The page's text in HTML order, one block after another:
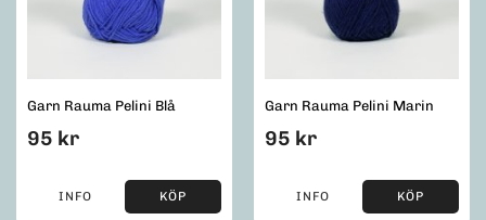
Garn Rauma Pelini Blå
95 kr
INFO KÖP
Garn Rauma Pelini Marin
95 kr
INFO KÖP